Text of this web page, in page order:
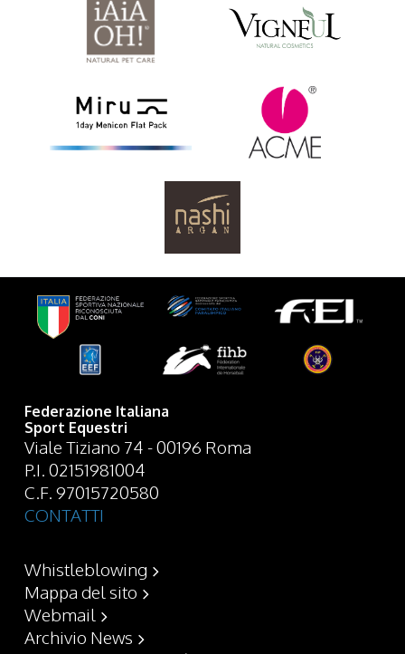
Federazione Italiana
Sport Equestri
Viale Tiziano 74 - 00196 Roma
P.I. 02151981004
C.F. 97015720580
CONTATTI
Whistleblowing
Mappa del sito
Webmail
Archivio News